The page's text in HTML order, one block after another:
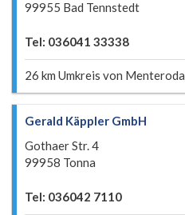
99955 Bad Tennstedt
Tel: 036041 33338
26 km Umkreis von Menteroda
Gerald Käppler GmbH
Gothaer Str. 4
99958 Tonna
Tel: 036042 7110